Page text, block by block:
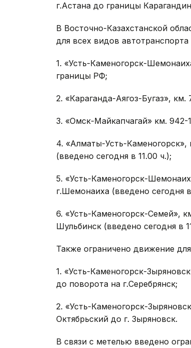
г.Астана до границы
В Восточно-Казахстанской
для всех видов автотранспорта
1. «Усть-Каменогорск-
границы РФ;
2. «Караганда-Аягоз-Бугаз»,
3. «Омск-Майкапчагай» км. 942-
4. «Алматы-Усть-Каменогорск»,
(введено сегодня в 11.00 ч.);
5. «Усть-Каменогорск-
г.Шемонаиха (введено сегодня в
6. «Усть-Каменогорск-Семей»,
Шульбинск (введено сегодня в
Также ограничено движение
1. «Усть-Каменогорск-
до поворота на г.Серебрянск;
2. «Усть-Каменогорск-
Октябрьский до г. Зыряновск.
В связи с метелью введено